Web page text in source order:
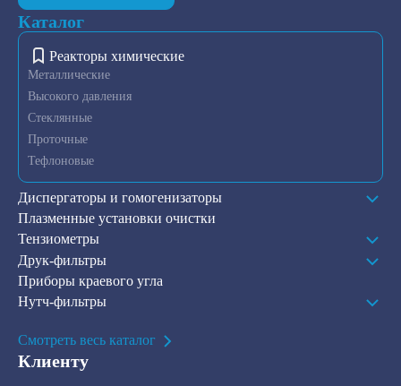
Каталог
Реакторы химические
Металлические
Высокого давления
Стеклянные
Проточные
Тефлоновые
Диспергаторы и гомогенизаторы
Плазменные установки очистки
Тензиометры
Друк-фильтры
Приборы краевого угла
Нутч-фильтры
Смотреть весь каталог
Клиенту